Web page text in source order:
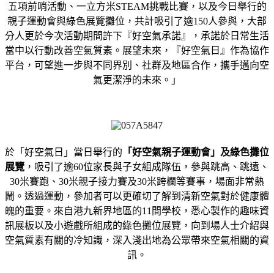
五項前哨活動、一立方米STEAM挑戰比賽，以及今日舉行的
親子運動會與綠色展覽攤位，共計吸引了逾150人參與，大部
分人更於今次活動期間許下『好空氣承諾』，承諾於日常生活
當中以行動改善空氣質素。展望未來，『好空氣日』作為協作
平台，可望進一步與不同界別、社群及地區合作，攜手邁向空
氣更潔淨的未來。」
於「好空氣日」當日舉行的 「好空氣親子運動會」及綠色攤位
展覽 ，吸引了逾60位家長與子女組成隊伍，參與跳高、跳遠、
30米賽跑、30米親子接力賽及30米跨欄等賽事，場面非常熱
鬧。透過運動，參加者可以更確切了解到清新空氣對於健康體
魄的重要。來自港九新界地區的11間學校，悉心製作的趣味資
訊展板以及小遊戲所組成的綠色攤位展覽，向到場人士介紹與
空氣質素有關的冷知識，深入淺出地為公眾帶來空氣相關的資
訊。